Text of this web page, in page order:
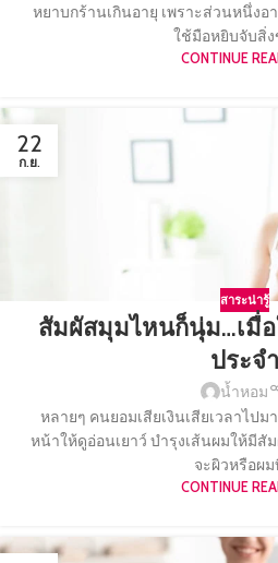
หยาบกร้านเกินอายุ เพราะส่วนหนึ่งอ
ใช้มือหยิบจับสิ่ง
CONTINUE
22
ก.ย.
สาระน่ารู้
สัมผัสมุมไหนก็นุ่ม…เมื่
ประจำ
น้ำหอม
หลายๆ คนยอมเสียเงินเสียเวลาไปม
หน้าให้ดูอ่อนเยาว์ บำรุงเส้นผมให้มีสั
จะผิวหรือผม
CONTINUE